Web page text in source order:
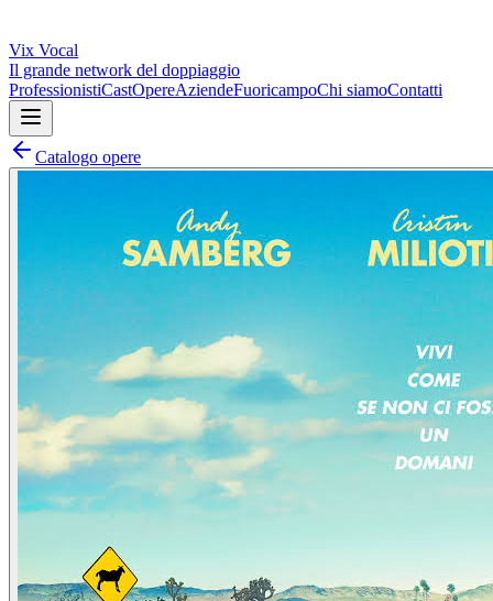
Vix Vocal
Il grande network del doppiaggio
ProfessionistiCastOpereAziendeFuoricampoChi siamoContatti
Catalogo opere